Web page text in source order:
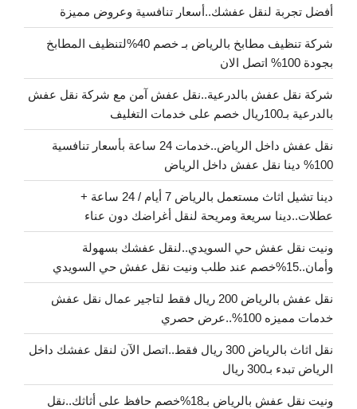
أفضل تجربة لنقل عفشك..أسعار تنافسية وعروض مميزة
شركة تنظيف مطابخ بالرياض بـ خصم 40%لتنظيف المطابخ
بجودة 100% اتصل الان
شركة نقل عفش بالدرعية..نقل عفش آمن مع شركة نقل عفش
بالدرعية بـ100ريال خصم على خدمات التغليف
نقل عفش داخل الرياض..خدمات 24 ساعة بأسعار تنافسية
100% دينا نقل عفش داخل الرياض
دينا تشيل اثاث مستعمل بالرياض 7 أيام / 24 ساعة +
عطلات..دينا سريعة ومريحة لنقل أغراضك دون عناء
ونيت نقل عفش حي السويدي..لنقل عفشك بسهولة
وأمان..15%خصم عند طلب ونيت نقل عفش حي السويدي
نقل عفش بالرياض 200 ريال فقط لتاجير عمال نقل عفش
خدمات مميزه 100%..عرض حصري
نقل اثاث بالرياض 300 ريال فقط..اتصل الآن لنقل عفشك داخل
الرياض تبدء بـ300 ريال
ونيت نقل عفش بالرياض بـ18%خصم حافظ على أثاثك..نقل